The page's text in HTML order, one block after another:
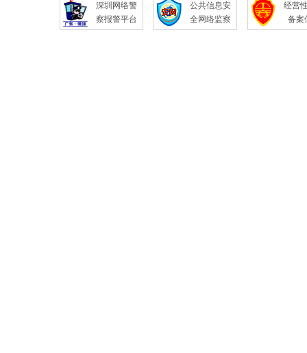
深圳网络警
察报警平台
公共信息安
全网络监察
经营
备案